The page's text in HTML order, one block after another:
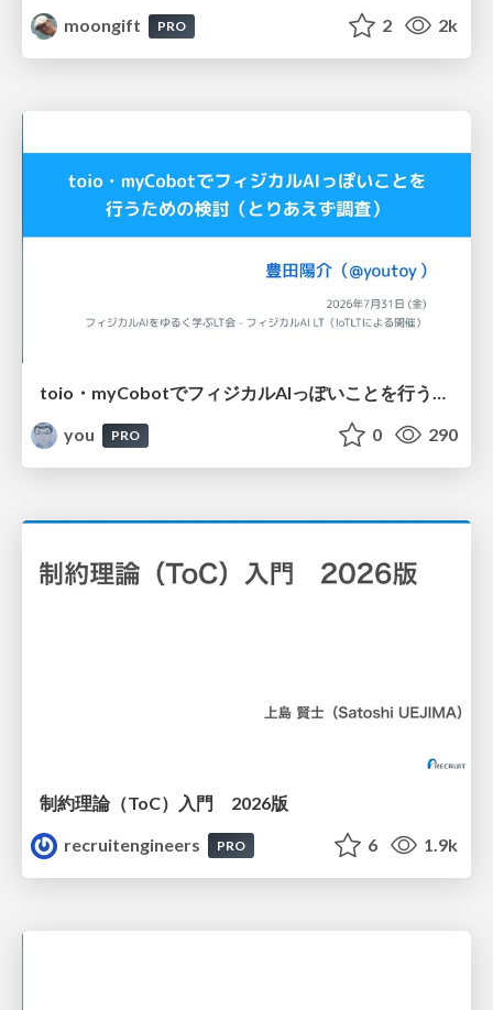
moongift
PRO 2 2k
toio・myCobotでフィジカルAIっぽいことを行うための検討（とりあえず調査） / フィジカルAI LT（IoTLTによる開催）
you
PRO 0 290
制約理論（ToC）入門 2026版
recruitengineers
PRO 6 1.9k